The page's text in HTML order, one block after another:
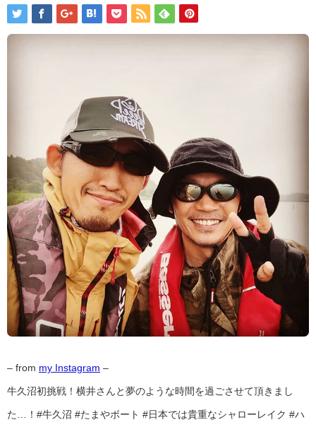
– from my Instagram –
牛久沼初挑戦！横井さんと夢のような時間を過ごさせて頂きまし
た…！#牛久沼 #たまやボート #日本では貴重なシャローレイク #ハ